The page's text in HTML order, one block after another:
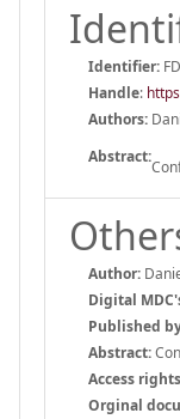
Identifier:
Handle:
Authors:
Abstract:
Author:
Digital
Published
Abstract:
Access
Orginal